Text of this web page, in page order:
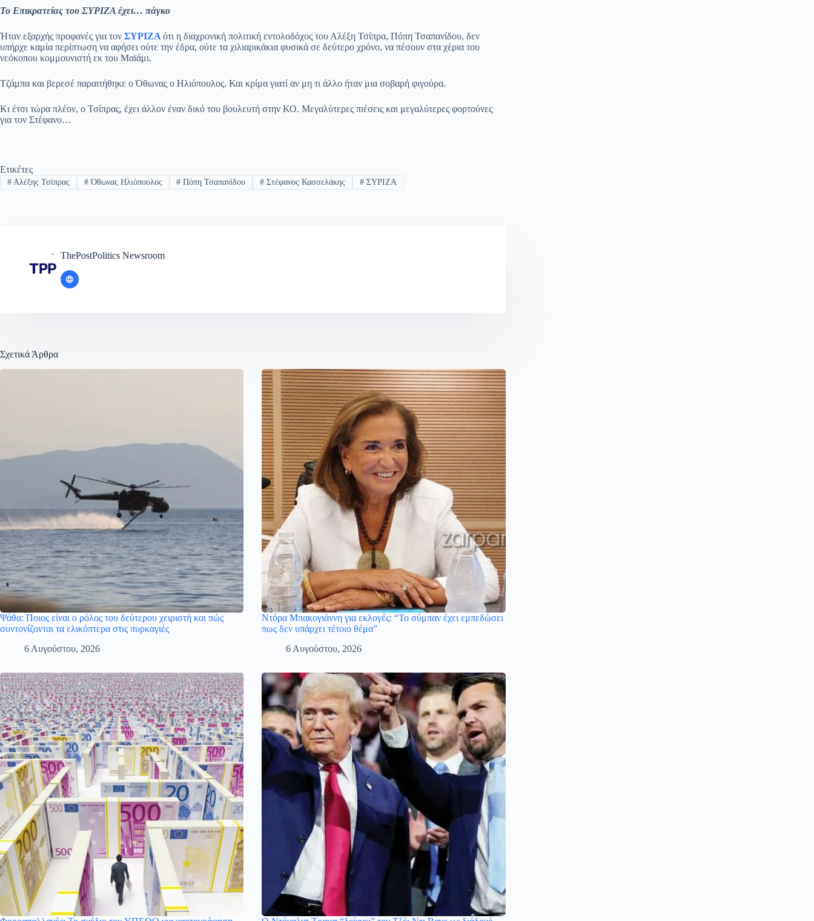
bo
ok A
pp
a
m
sa
ge
ail
α
εί
τε
Το Επικρατείας του ΣΥΡΙΖΑ έχει… πάγκο
Ήταν εξαρχής προφανές για τον ΣΥΡΙΖΑ ότι η διαχρονική πολιτική εντολοδόχος του Αλέξη Τσίπρα, Πόπη Τσαπανίδου, δεν
υπήρχε καμία περίπτωση να αφήσει ούτε την έδρα, ούτε τα χιλιαρικάκια φυσικά σε δεύτερο χρόνο, να πέσουν στα χέρια του
νεόκοπου κομμουνιστή εκ του Μαϊάμι.
Τζάμπα και βερεσέ παραιτήθηκε ο Όθωνας ο Ηλιόπουλος. Και κρίμα γιατί αν μη τι άλλο ήταν μια σοβαρή φιγούρα.
Κι έτσι τώρα πλέον, ο Τσίπρας, έχει άλλον έναν δικό του βουλευτή στην ΚΟ. Μεγαλύτερες πιέσεις και μεγαλύτερες φορτούνες
για τον Στέφανο…
Ετικέτες
#Αλέξης Τσίπρας #Όθωνας Ηλιόπουλος # Πόπη Τσαπανίδου # Στέφανος Κασσελάκης # ΣΥΡΙΖΑ
ThePostPolitics Newsroom
Σχετικά Άρθρα
Ψάθα: Ποιος είναι ο ρόλος του δεύτερου χειριστή και πώς
συντονίζονται τα ελικόπτερα στις πυρκαγιές
6 Αυγούστου, 2026
Ντόρα Μπακογιάννη για εκλογές: “Το σύμπαν έχει εμπεδώσει
πως δεν υπάρχει τέτοιο θέμα”
6 Αυγούστου, 2026